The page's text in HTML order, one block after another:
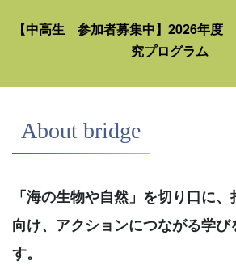
【中高生 参加者募集中】2026年
究プログラム
About bridge
「海の生物や自然」を切り口に
向け、アクションにつながる学び
す。